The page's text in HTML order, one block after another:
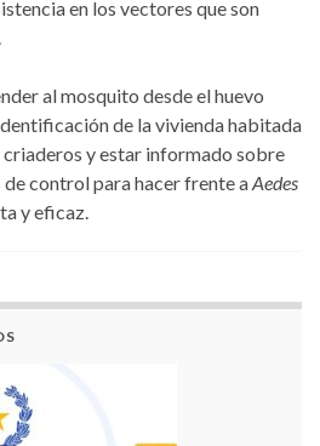
en los vectores que son
al mosquito desde el huevo
de la vivienda habitada
y estar informado sobre
de control para hacer frente aAedes
y eficaz.